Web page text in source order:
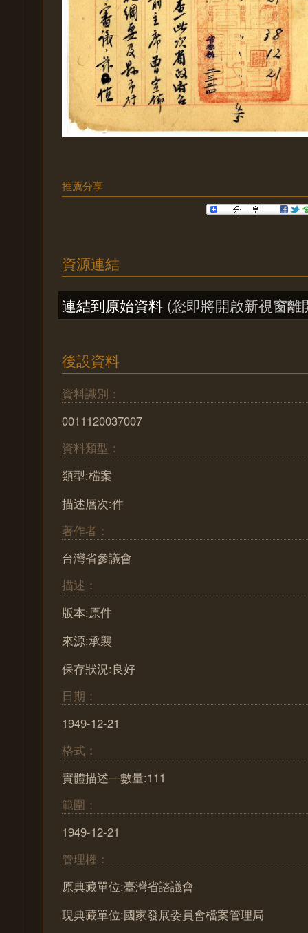
推薦分享
資源連結
連結到原始資料 (您即將開啟新視窗離
後設資料
資料識別：
0011120037007
資料類型：
類型:檔案
描述層次:件
著作者：
台灣省參議會
描述：
版本:原件
來源:承襲
保存狀況:良好
日期：
1949-12-21
格式：
實體描述—數量:111
範圍：
1949-12-21
管理權：
原典藏單位:臺灣省諮議會
現典藏單位:國家發展委員會檔案管理局